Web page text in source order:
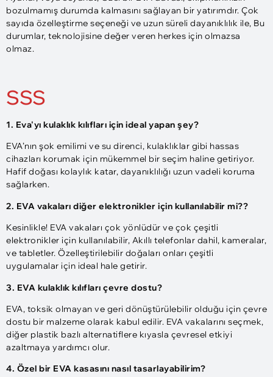
bozulmamış durumda kalmasını sağlayan bir yatırımdır. Çok
sayıda özelleştirme seçeneği ve uzun süreli dayanıklılık ile, Bu
durumlar, teknolojisine değer veren herkes için olmazsa
olmaz.
SSS
1. Eva'yı kulaklık kılıfları için ideal yapan şey?
EVA’nın şok emilimi ve su direnci, kulaklıklar gibi hassas
cihazları korumak için mükemmel bir seçim haline getiriyor.
Hafif doğası kolaylık katar, dayanıklılığı uzun vadeli koruma
sağlarken.
2. EVA vakaları diğer elektronikler için kullanılabilir mi??
Kesinlikle! EVA vakaları çok yönlüdür ve çok çeşitli
elektronikler için kullanılabilir, Akıllı telefonlar dahil, kameralar,
ve tabletler. Özelleştirilebilir doğaları onları çeşitli
uygulamalar için ideal hale getirir.
3. EVA kulaklık kılıfları çevre dostu?
EVA, toksik olmayan ve geri dönüştürülebilir olduğu için çevre
dostu bir malzeme olarak kabul edilir. EVA vakalarını seçmek,
diğer plastik bazlı alternatiflere kıyasla çevresel etkiyi
azaltmaya yardımcı olur.
4. Özel bir EVA kasasını nasıl tasarlayabilirim?